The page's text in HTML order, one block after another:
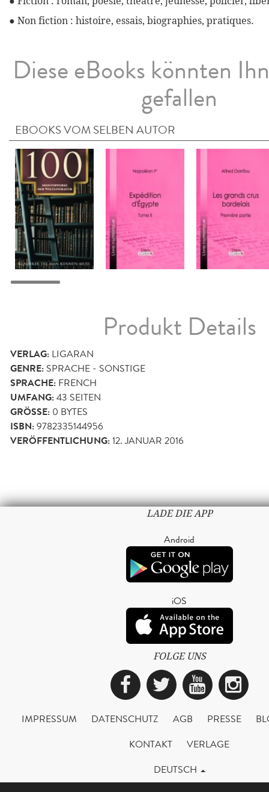
● Non fiction : histoire, essais, biographies, pratiques.
Diese eBooks könnten
gefallen
EBOOKS VOM SELBEN AUTOR
Produkt Details
VERLAG: LIGARAN
GENRE: SPRACHE - SONSTIGE
SPRACHE: FRENCH
UMFANG:43 SEITEN
GRÖSSE: 0 BYTES
ISBN:9782335144956
VERÖFFENTLICHUNG:12. JANUAR 2016
LADE DIE APP
Android
iOS
FOLGE UNS
Facebook
Twitter
IMPRESSUM DATENSCHUTZ AGB PRESSE
KONTAKT
VERLAGE
DEUTSCH